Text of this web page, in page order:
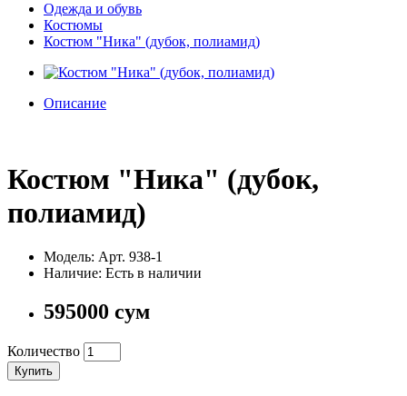
Одежда и обувь
Костюмы
Костюм "Ника" (дубок, полиамид)
Описание
Костюм "Ника" (дубок,
полиамид)
Модель: Арт. 938-1
Наличие: Есть в наличии
595000 сум
Количество
Купить